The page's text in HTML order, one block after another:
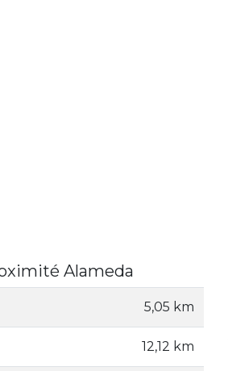
Alameda
5,05 km
12,12 km